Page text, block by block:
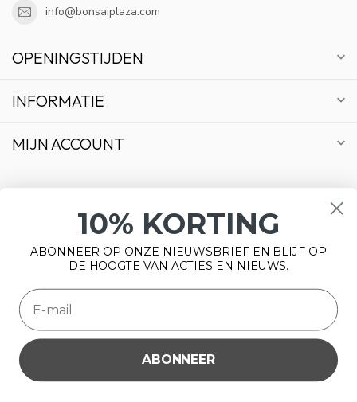
info@bonsaiplaza.com
OPENINGSTIJDEN
INFORMATIE
MIJN ACCOUNT
© Copyright 2026 Bonsai Plaza
Wij slaan cookies op om onze website te verbeteren. Is dat
akkoord?
Ja Nee
10% KORTING
ABONNEER OP ONZE NIEUWSBRIEF EN BLIJF OP
DE HOOGTE VAN ACTIES EN NIEUWS.
ABONNEER